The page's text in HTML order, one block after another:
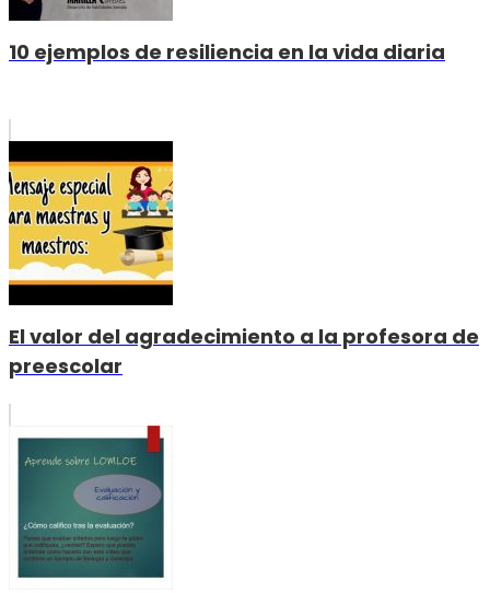
10 ejemplos de resiliencia en la vida diaria
El valor del agradecimiento a la profesora de
preescolar